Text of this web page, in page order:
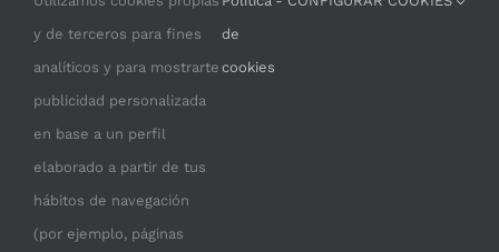
necesita tu permiso para cargarse.
y de terceros para fines
analíticos y para mostrarte
publicidad personalizada
en base a un perfil
elaborado a partir de tus
hábitos de navegación
(por ejemplo, páginas
de
cookies